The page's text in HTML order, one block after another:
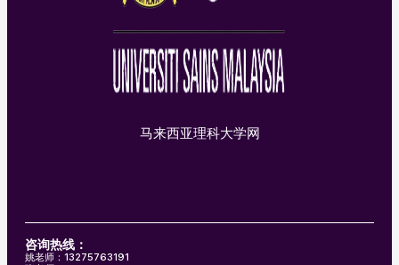
马来西亚理科大学网
咨询热线：
姚老师：13275763191